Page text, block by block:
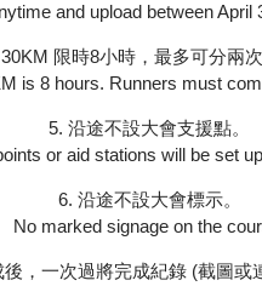
and upload between April
限時8小時，最多可分兩次
is 8 hours. Runners must
5. 沿途不設大會支援點。
or aid stations will be set
6. 沿途不設大會標示。
No marked signage on the
，一次過將完成紀錄 (截圖或